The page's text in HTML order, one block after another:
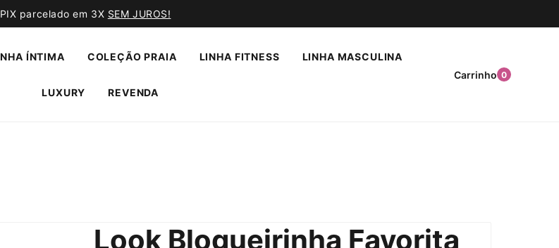
PIX parcelado em 3X SEM JUROS!
ÍNTIMA COLEÇÃO PRAIA LINHA FITNESS LINHA MASCULINA
LUXURY REVENDA
Carrinho 0
Look Blogueirinha Favorita